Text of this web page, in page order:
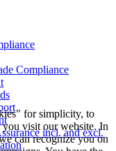
Compliance
incl. and excl.
for simplicity, to
you visit our website. In
can recognize you on